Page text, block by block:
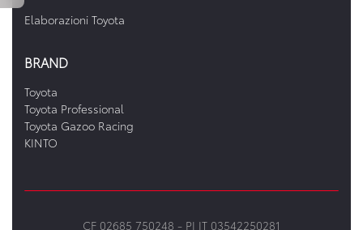
Elaborazioni Toyota
BRAND
Toyota
Toyota Professional
Toyota Gazoo Racing
KINTO
CF 02685 750248 - PI IT 03542250281